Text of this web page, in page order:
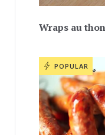
Wraps au
POPULAR